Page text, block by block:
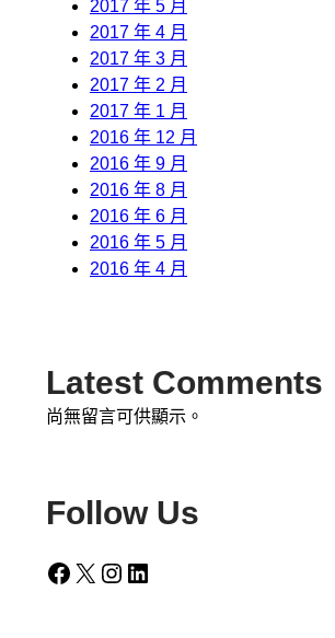
2017 年 5 月
2017 年 4 月
2017 年 3 月
2017 年 2 月
2017 年 1 月
2016 年 12 月
2016 年 9 月
2016 年 8 月
2016 年 6 月
2016 年 5 月
2016 年 4 月
Latest Comments
尚無留言可供顯示。
Follow Us
Facebook X Instagram LinkedIn